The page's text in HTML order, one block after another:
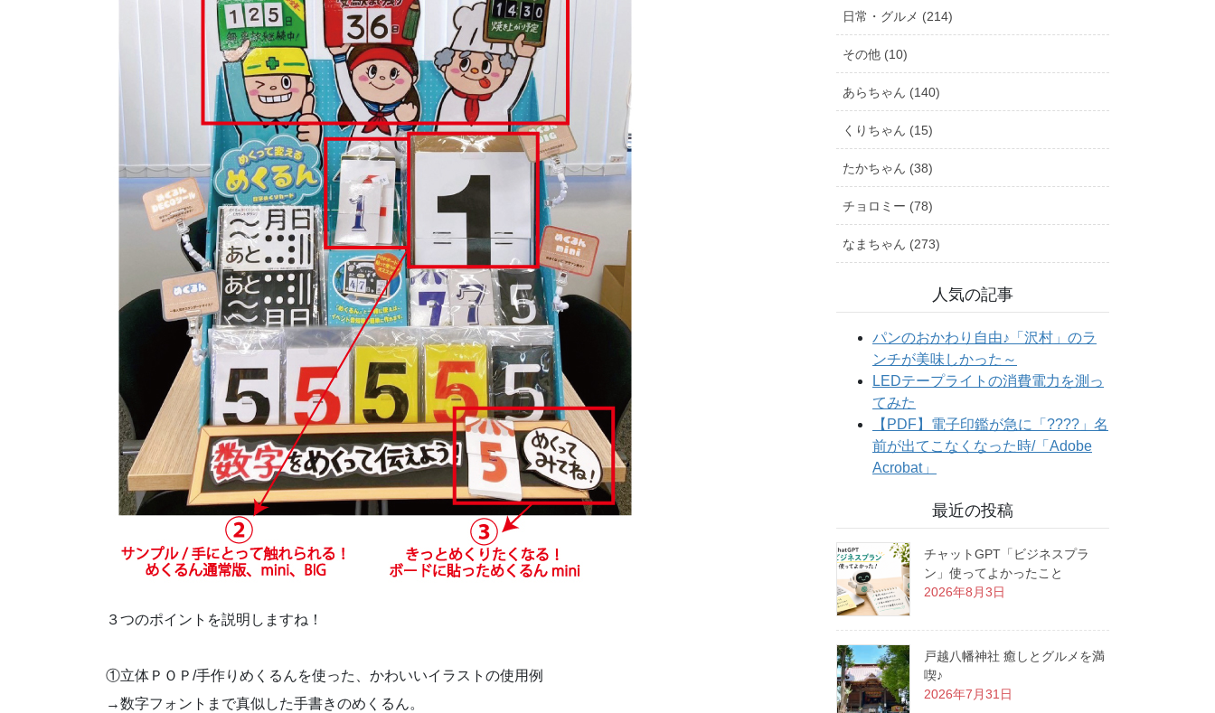
３つのポイントを説明しますね！
①立体ＰＯＰ/手作りめくるんを使った、かわいいイラストの使用例
→数字フォントまで真似した手書きのめくるん。
日常・グルメ (214)
その他 (10)
あらちゃん (140)
くりちゃん (15)
たかちゃん (38)
チョロミー (78)
なまちゃん (273)
人気の記事
最近の投稿
チャットGPT「ビジネスプラ
ン」使ってよかったこと
2026年8月3日
戸越八幡神社 癒しとグルメを満
喫♪
2026年7月31日